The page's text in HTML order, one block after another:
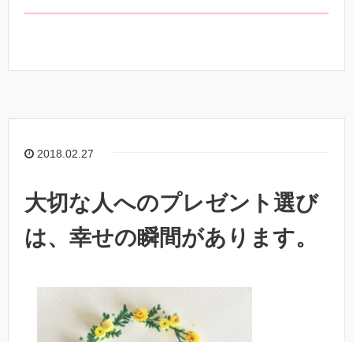
2018.02.27
大切な人へのプレゼント選び
は、幸せの瞬間があります。